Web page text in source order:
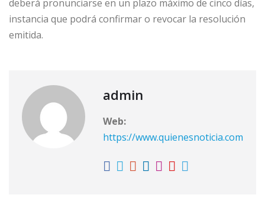
deberá pronunciarse en un plazo máximo de cinco días,
instancia que podrá confirmar o revocar la resolución
emitida.
admin
Web:
https://www.quienesnoticia.com